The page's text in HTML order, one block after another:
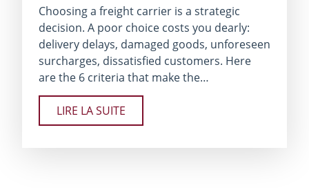
Choosing a freight carrier is a strategic
decision. A poor choice costs you dearly:
delivery delays, damaged goods, unforeseen
surcharges, dissatisfied customers. Here
are the 6 criteria that make the…
LIRE LA SUITE